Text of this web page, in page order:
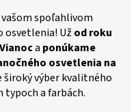
vašom spoľahlivom
osvetlenia! Už od roku
a ponúkame
osvetlenia na
široký výber kvalitného
typoch a farbách.